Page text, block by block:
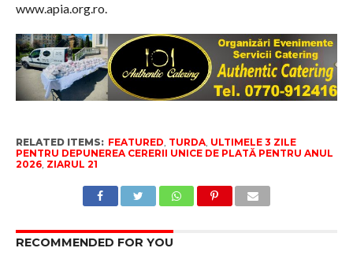
www.apia.org.ro.
RELATED ITEMS: FEATURED, TURDA, ULTIMELE 3 ZILE
PENTRU DEPUNEREA CERERII UNICE DE PLATĂ PENTRU ANUL
2026, ZIARUL 21
RECOMMENDED FOR YOU